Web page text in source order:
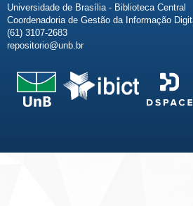
Universidade de Brasília - Biblioteca Central
Coordenadoria de Gestão da Informação
(61) 3107-2683
repositorio@unb.br